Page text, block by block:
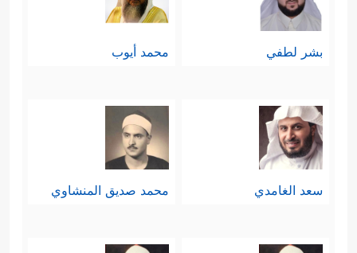
بشر لطفي محمد أيوب
سعد الغامدي محمد صديق المنشاوي